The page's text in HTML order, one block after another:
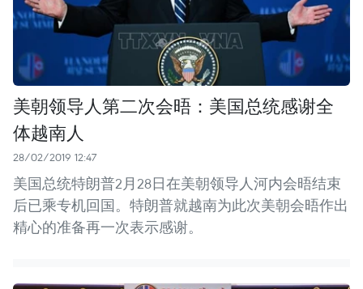
美朝领导人第二次会晤：美国总统感谢全
体越南人
28/02/2019 12:47
美国总统特朗普2月28日在美朝领导人河内会晤结束
后已乘专机回国。特朗普就越南为此次美朝会晤作出
精心的准备再一次表示感谢。